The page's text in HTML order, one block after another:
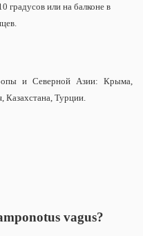
градусов или на балконе в
и Северной Азии: Крыма,
Казахстана, Турции.
vagus?